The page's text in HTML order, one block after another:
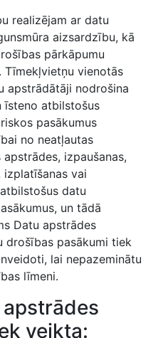
realizējam ar datu
aizsardzību, kā
pārkāpumu
Tīmekļvietņu vienotās
apstrādātāji nodrošina
atbilstošus
pasākumus
no neatļautas
izpaušanas,
izplatīšanas vai
datu
un tādā
Datu apstrādes
drošības pasākumi tiek
lai nepazeminātu
līmeni.
veikta: